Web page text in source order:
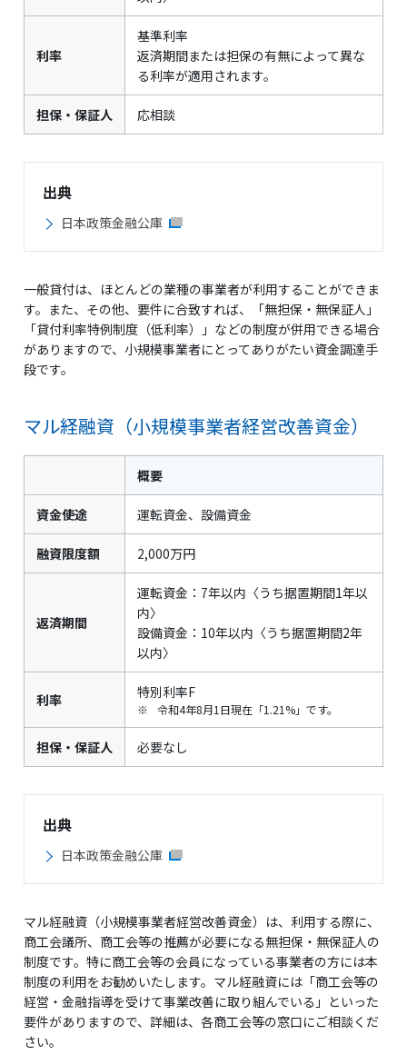
利率
基準利率
返済期間または担保の有無によって異な
る利率が適用されます。
担保・保証人 応相談
出典
日本政策金融公庫
一般貸付は、ほとんどの業種の事業者が利用することができま
す。また、その他、要件に合致すれば、「無担保・無保証人」
「貸付利率特例制度（低利率）」などの制度が併用できる場合
がありますので、小規模事業者にとってありがたい資金調達手
段です。
マル経融資（小規模事業者経営改善資金）
概要
資金使途 運転資金、設備資金
融資限度額 2,000万円
返済期間
運転資金：7年以内〈うち据置期間1年以
内〉
設備資金：10年以内〈うち据置期間2年
以内〉
利率 特別利率F
※ 令和4年8月1日現在「1.21%」です。
担保・保証人 必要なし
出典
日本政策金融公庫
マル経融資（小規模事業者経営改善資金）は、利用する際に、
商工会議所、商工会等の推薦が必要になる無担保・無保証人の
制度です。特に商工会等の会員になっている事業者の方には本
制度の利用をお勧めいたします。マル経融資には「商工会等の
経営・金融指導を受けて事業改善に取り組んでいる」といった
要件がありますので、詳細は、各商工会等の窓口にご相談くだ
さい。